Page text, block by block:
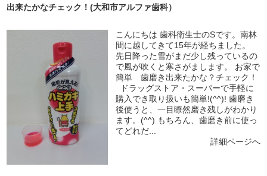
出来たかなチェック！(大和市アルファ歯科）
こんにちは 歯科衛生士のSです。南林
間に越してきて15年が経ちました。
先日降った雪がまだ少し残っているの
で風が吹くと寒さがまします。 お家で
簡単 歯磨き出来たかな？チェック！
ドラッグストア・スーパーで手軽に
購入でき取り扱いも簡単!(^^)! 歯磨き
後使うと、一目瞭然磨き残しがわかり
ます。(^^) もちろん、歯磨き前に使っ
てどれだ...
詳細ページへ